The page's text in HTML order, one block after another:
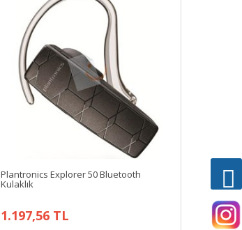
Plantronics Explorer 50 Bluetooth
Kulaklık
1.197,56 TL